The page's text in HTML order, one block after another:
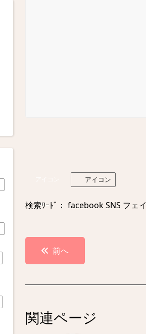
アイコン
検索ﾜｰﾄﾞ： facebook SNS フェ
投
稿
ナ
ゲ
前へ
関連ページ